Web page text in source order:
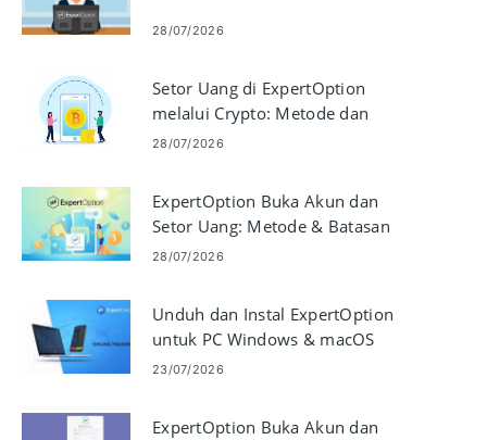
28/07/2026
Setor Uang di ExpertOption
melalui Crypto: Metode dan
Batasan
28/07/2026
ExpertOption Buka Akun dan
Setor Uang: Metode & Batasan
28/07/2026
Unduh dan Instal ExpertOption
untuk PC Windows & macOS
23/07/2026
ExpertOption Buka Akun dan